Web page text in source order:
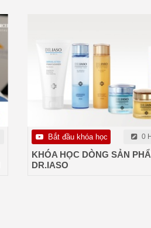
Bắt đầu khóa học 0
KHÓA HỌC DÒNG SẢN
DR.IASO